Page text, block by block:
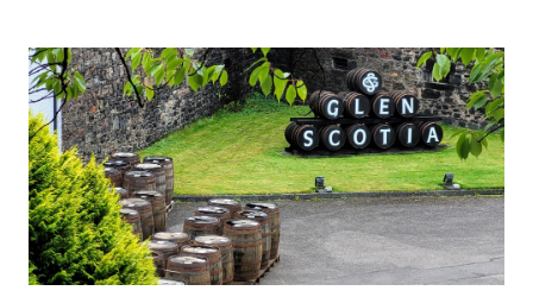
Visita:Guided trip to Arran and Campbeltown Distilleries